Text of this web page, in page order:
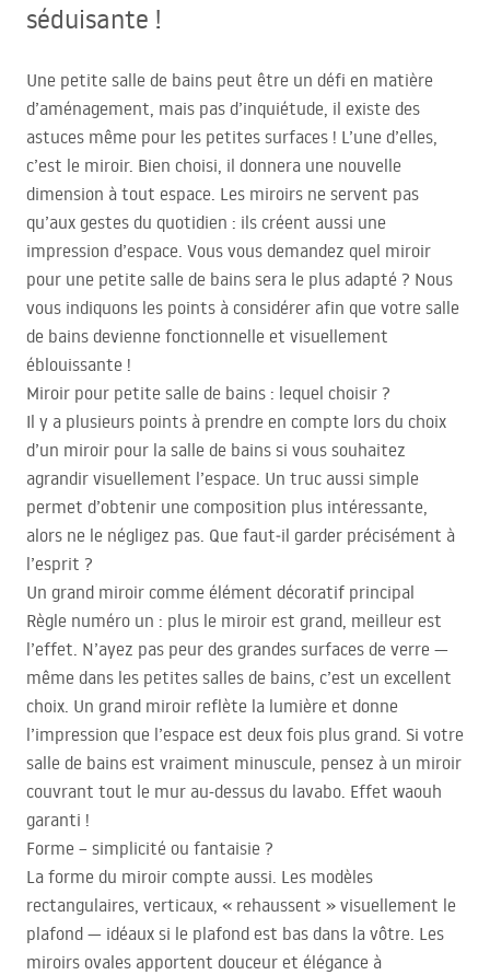
séduisante !
Une petite salle de bains peut être un défi en matière
d’aménagement, mais pas d’inquiétude, il existe des
astuces même pour les petites surfaces ! L’une d’elles,
c’est le miroir. Bien choisi, il donnera une nouvelle
dimension à tout espace. Les miroirs ne servent pas
qu’aux gestes du quotidien : ils créent aussi une
impression d’espace. Vous vous demandez quel miroir
pour une petite salle de bains sera le plus adapté ? Nous
vous indiquons les points à considérer afin que votre salle
de bains devienne fonctionnelle et visuellement
éblouissante !
Miroir pour petite salle de bains : lequel choisir ?
Il y a plusieurs points à prendre en compte lors du choix
d’un miroir pour la salle de bains si vous souhaitez
agrandir visuellement l’espace. Un truc aussi simple
permet d’obtenir une composition plus intéressante,
alors ne le négligez pas. Que faut‑il garder précisément à
l’esprit ?
Un grand miroir comme élément décoratif principal
Règle numéro un : plus le miroir est grand, meilleur est
l’effet. N’ayez pas peur des grandes surfaces de verre —
même dans les petites salles de bains, c’est un excellent
choix. Un grand miroir reflète la lumière et donne
l’impression que l’espace est deux fois plus grand. Si votre
salle de bains est vraiment minuscule, pensez à un miroir
couvrant tout le mur au-dessus du lavabo. Effet waouh
garanti !
Forme – simplicité ou fantaisie ?
La forme du miroir compte aussi. Les modèles
rectangulaires, verticaux, « rehaussent » visuellement le
plafond — idéaux si le plafond est bas dans la vôtre. Les
miroirs ovales apportent douceur et élégance à